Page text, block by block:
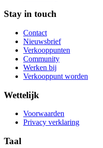
Stay in touch
Contact
Nieuwsbrief
Verkooppunten
Community
Werken bij
Verkooppunt worden
Wettelijk
Voorwaarden
Privacy verklaring
Taal